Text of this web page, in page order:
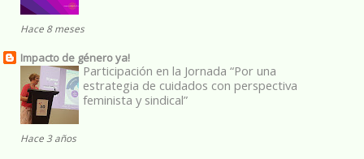
Hace 8 meses
Impacto de género ya!
Participación en la Jornada “Por una
estrategia de cuidados con perspectiva
feminista y sindical”
Hace 3 años